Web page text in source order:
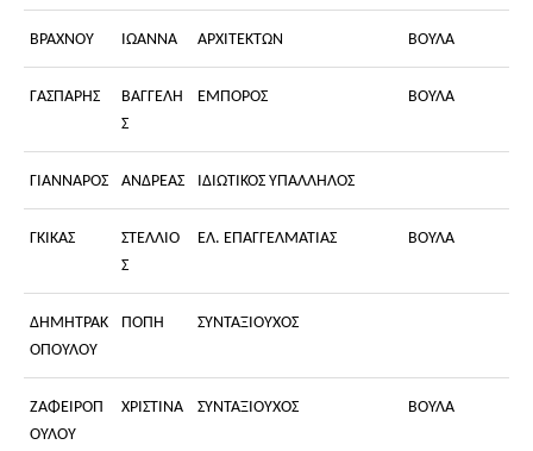
ΒΡΑΧΝΟΥ ΙΩΑΝΝΑ ΑΡΧΙΤΕΚΤΩΝ ΒΟΥΛΑ
ΓΑΣΠΑΡΗΣ
ΒΑΓΓΕΛΗ
Σ
ΕΜΠΟΡΟΣ ΒΟΥΛΑ
ΓΙΑΝΝΑΡΟΣ ΑΝΔΡΕΑΣ ΙΔΙΩΤΙΚΟΣ ΥΠΑΛΛΗΛΟΣ
ΓΚΙΚΑΣ
ΣΤΕΛΛΙΟ
Σ
ΕΛ. ΕΠΑΓΓΕΛΜΑΤΙΑΣ ΒΟΥΛΑ
ΔΗΜΗΤΡΑΚ
ΟΠΟΥΛΟΥ
ΠΟΠΗ ΣΥΝΤΑΞΙΟΥΧΟΣ
ΖΑΦΕΙΡΟΠ
ΟΥΛΟΥ
ΧΡΙΣΤΙΝΑ ΣΥΝΤΑΞΙΟΥΧΟΣ ΒΟΥΛΑ